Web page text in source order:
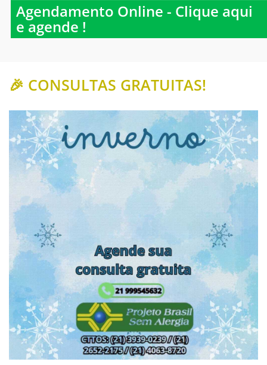
Agendamento Online - Clique aqui
e agende !
🎉 CONSULTAS GRATUITAS!